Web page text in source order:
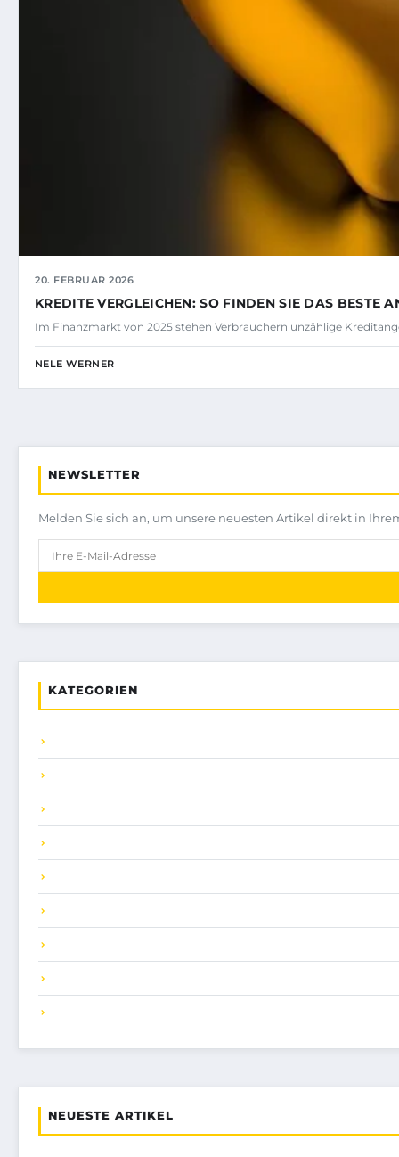
20. FEBRUAR 2026
KREDITE VERGLEICHEN: SO FINDEN SIE DAS BESTE
Im Finanzmarkt von 2025 stehen Verbrauchern unzählige
NELE WERNER
NEWSLETTER
Melden Sie sich an, um unsere neuesten Artikel direkt in
KATEGORIEN
NEUESTE ARTIKEL